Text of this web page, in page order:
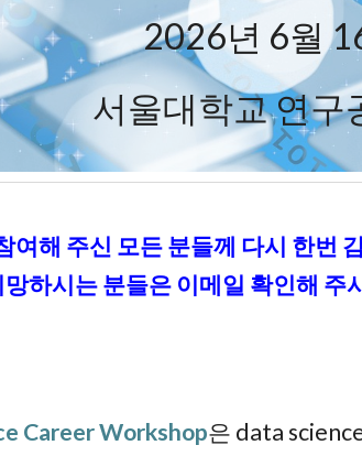
2026년 6월
서울대학교 연구
여해 주신 모든 분들께 다시 한번
하시는 분들은 이메일 확인해
Career Workshop은 data